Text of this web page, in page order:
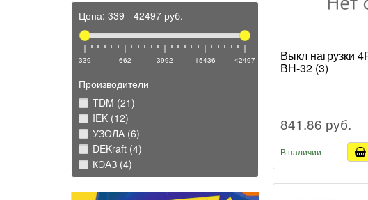
Цена: 339 - 42497 руб.
339 662 3992 15436 42497
Производители
TDM (21)
IEK (12)
УЗОЛА (6)
DEKraft (4)
КЭАЗ (4)
Выкл нагрузки
ВН-32 (3)
841.86 руб.
В наличии